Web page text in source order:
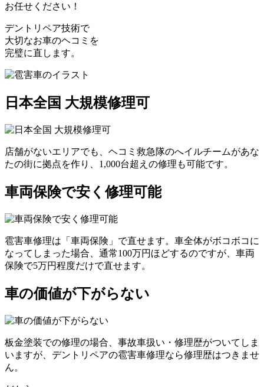
お任せください！
デントリペア技術で
大切なお車のヘコミを
完璧に直します。
日本全国 大規模修理可
店舗がないエリアでも、ヘコミ救急隊のへイルチームがあな
たの街に拠点を作り、1,000台超えの修理も可能です。
車両保険で安く修理可能
雹害車修理は「車両保険」で直せます。車全体がボコボコに
なってしまった場合、通常100万円ほどするのですが、車両
保険で5万円程度だけで直せます。
車の価値が下がらない
板金塗装での修理の場合、事故車扱い・修理歴がついてしま
いますが、デントリペアの雹害車修理なら修理歴はつきませ
ん。